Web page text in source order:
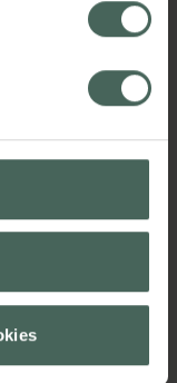
uppdrag att
att prata